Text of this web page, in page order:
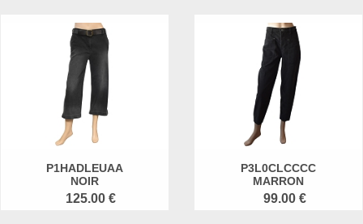
P1HADLEUAA
NOIR
125.00 €
P3L0CLCCCC
MARRON
99.00 €